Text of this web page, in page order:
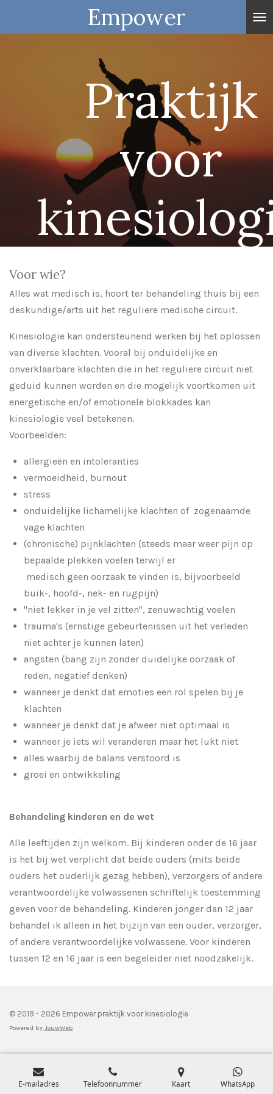
Empower
Praktijk
voor
Voor wie?
Alles wat medisch is, hoort ter behandeling thuis bij een
deskundige/arts uit het reguliere medische circuit.
Kinesiologie kan ondersteunend werken bij het oplossen
van diverse klachten. Vooral bij onduidelijke en
onverklaarbare klachten die in het reguliere circuit niet
geduid kunnen worden en die mogelijk voortkomen uit
energetische en/of emotionele blokkades kan
kinesiologie veel betekenen.
Voorbeelden:
allergieën en intoleranties
vermoeidheid, burnout
stress
onduidelijke lichamelijke klachten of zogenaamde
vage klachten
(chronische) pijnklachten (steeds maar weer pijn op
bepaalde plekken voelen terwijl er
medisch geen oorzaak te vinden is, bijvoorbeeld
buik-, hoofd-, nek- en rugpijn)
"niet lekker in je vel zitten", zenuwachtig voelen
trauma's (ernstige gebeurtenissen uit het verleden
niet achter je kunnen laten)
angsten (bang zijn zonder duidelijke oorzaak of
reden, negatief denken)
wanneer je denkt dat emoties een rol spelen bij je
klachten
wanneer je denkt dat je afweer niet optimaal is
wanneer je iets wil veranderen maar het lukt niet
alles waarbij de balans verstoord is
groei en ontwikkeling
Behandeling kinderen en de wet
Alle leeftijden zijn welkom. Bij kinderen onder de 16 jaar
is het bij wet verplicht dat beide ouders (mits beide
ouders het ouderlijk gezag hebben), verzorgers of andere
verantwoordelijke volwassenen schriftelijk toestemming
geven voor de behandeling. Kinderen jonger dan 12 jaar
behandel ik alleen in het bijzijn van een ouder, verzorger,
of andere verantwoordelijke volwassene. Voor kinderen
tussen 12 en 16 jaar is een begeleider niet noodzakelijk.
© 2019 - 2026 Empower praktijk voor kinesiologie
Powered by JouwWeb
E-mailadres Telefoonnummer Kaart WhatsApp